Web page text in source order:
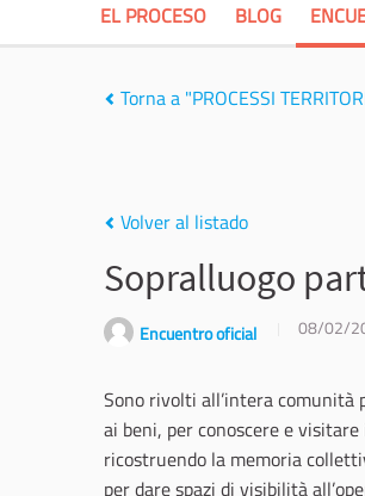
EL PROCESO BLOG
Torna a "PROCESSI
Volver al listado
Sopralluogo
Encuentro oficial 08/02/
Sono rivolti all’intera comunità
ai beni, per conoscere e
ricostruendo la memoria
per dare spazi di visibilità